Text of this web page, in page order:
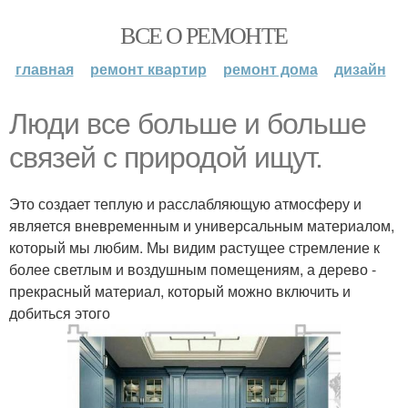
ВСЕ О РЕМОНТЕ
главная ремонт квартир ремонт дома дизайн
Люди все больше и больше
связей с природой ищут.
Это создает теплую и расслабляющую атмосферу и
является вневременным и универсальным материалом,
который мы любим. Мы видим растущее стремление к
более светлым и воздушным помещениям, а дерево -
прекрасный материал, который можно включить и
добиться этого